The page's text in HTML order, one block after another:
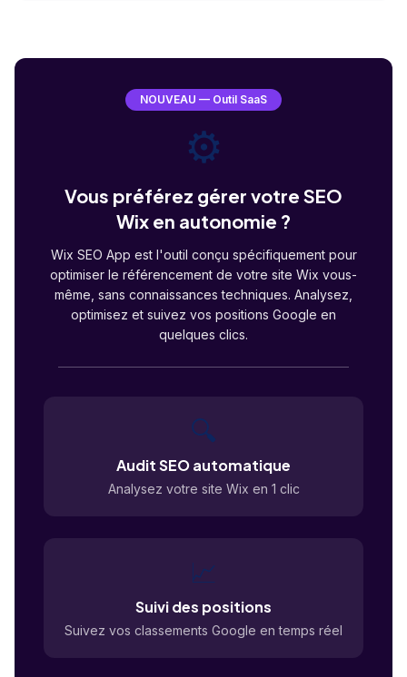
NOUVEAU — Outil SaaS
⚙️
Vous préférez gérer votre SEO
Wix en autonomie ?
Wix SEO App est l'outil conçu spécifiquement pour
optimiser le référencement de votre site Wix vous-
même, sans connaissances techniques. Analysez,
optimisez et suivez vos positions Google en
quelques clics.
🔍
Audit SEO automatique
Analysez votre site Wix en 1 clic
📈
Suivi des positions
Suivez vos classements Google en temps réel